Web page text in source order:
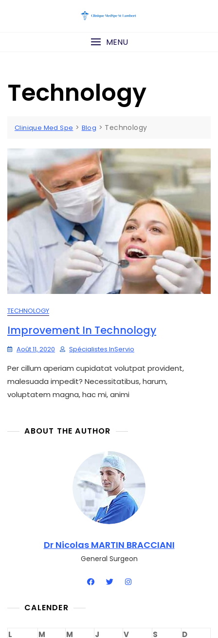
MENU
Technology
Clinique Med Spe > Blog > Technology
TECHNOLOGY
Improvement In Technology
Août 11, 2020 Spécialistes InServio
Per cillum aperiam cupidatat volutpat provident,
malesuada impedit? Necessitatibus, harum,
voluptatem magna, hac mi, animi
ABOUT THE AUTHOR
Dr Nicolas MARTIN BRACCIANI
General Surgeon
CALENDER
L M M J V S D